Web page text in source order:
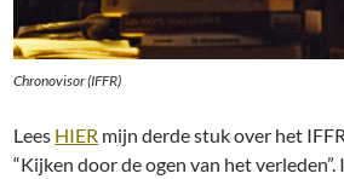
Chronovisor (IFFR)
Lees HIER mijn derde stuk over het
“Kijken door de ogen van het